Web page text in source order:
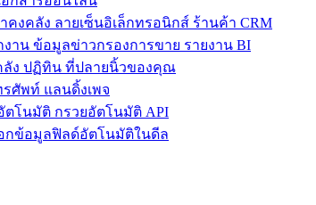
งคลัง ลายเซ็นอิเล็กทรอนิกส์ ร้านค้า CRM
าน ข้อมูลข่าวกรองการขาย รายงาน BI
ลัง ปฏิทิน ที่ปลายนิ้วของคุณ
ศัพท์ แลนดิ้งเพจ
ตโนมัติ กรวยอัตโนมัติ API
กข้อมูลฟิลด์อัตโนมัติในดีล